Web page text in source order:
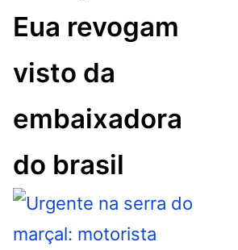
Eua revogam
visto da
embaixadora
do brasil